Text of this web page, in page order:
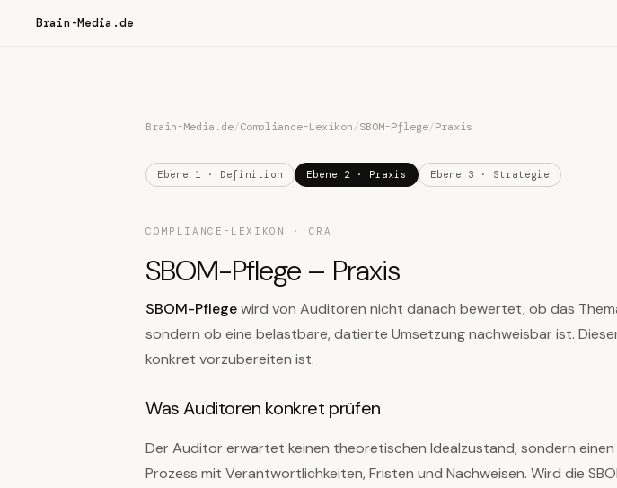
Brain-Media.de
Brain-Media.de/Compliance-Lexikon/SBOM-Pflege/Praxis
Ebene 1 · Definition Ebene 2 · Praxis Ebene 3 · Strategie
COMPLIANCE-LEXIKON · CRA
SBOM-Pflege – Praxis
SBOM-Pflegewird von Auditoren nicht danach bewertet, ob das
sondern ob eine belastbare, datierte Umsetzung nachweisbar ist.
konkret vorzubereiten ist.
Was Auditoren konkret prüfen
Der Auditor erwartet keinen theoretischen Idealzustand, sondern
Prozess mit Verantwortlichkeiten, Fristen und Nachweisen. Wird die